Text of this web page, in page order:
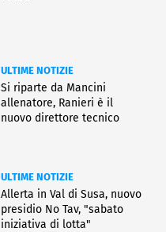
ULTIME NOTIZIE
Si riparte da Mancini
allenatore, Ranieri è il
nuovo direttore tecnico
ULTIME NOTIZIE
Allerta in Val di Susa, nuovo
presidio No Tav, "sabato
iniziativa di lotta"